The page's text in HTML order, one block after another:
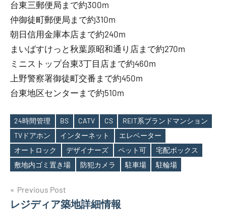
台東三郵便局まで約300m
仲御徒町郵便局まで約310m
朝日信用金庫本店まで約240m
まいばすけっと秋葉原昭和通り店まで約270m
ミニストップ台東3丁目店まで約460m
上野警察署御徒町交番まで約450m
台東地区センターまで約510m
Tags
24時間管理 BS CATV CS
REIT系ブランドマンション
TVドアホン
インターネット
エレベーター
オートロック
デザイナーズ ペット可
宅配ボックス
敷地内ゴミ置き場
防犯カメラ 駐車場 駐輪場
投
稿
Previous Post
レジディア築地詳細情報